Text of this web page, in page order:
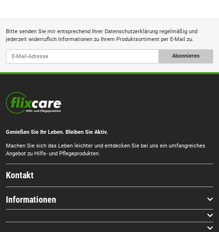
Bitte senden Sie mir entsprechend Ihrer Datenschutzerklärung regelmäßig und
jederzeit widerruflich Informationen zu Ihrem Produktsortiment per E-Mail zu.
Abonnieren
Genießen Sie Ihr Leben. Bleiben Sie Aktiv.
Machen Sie sich das Leben leichter und entdecken Sie bei uns ein umfangreiches
Angebot zu Hilfs- und Pflegeprodukten.
Kontakt
Informationen